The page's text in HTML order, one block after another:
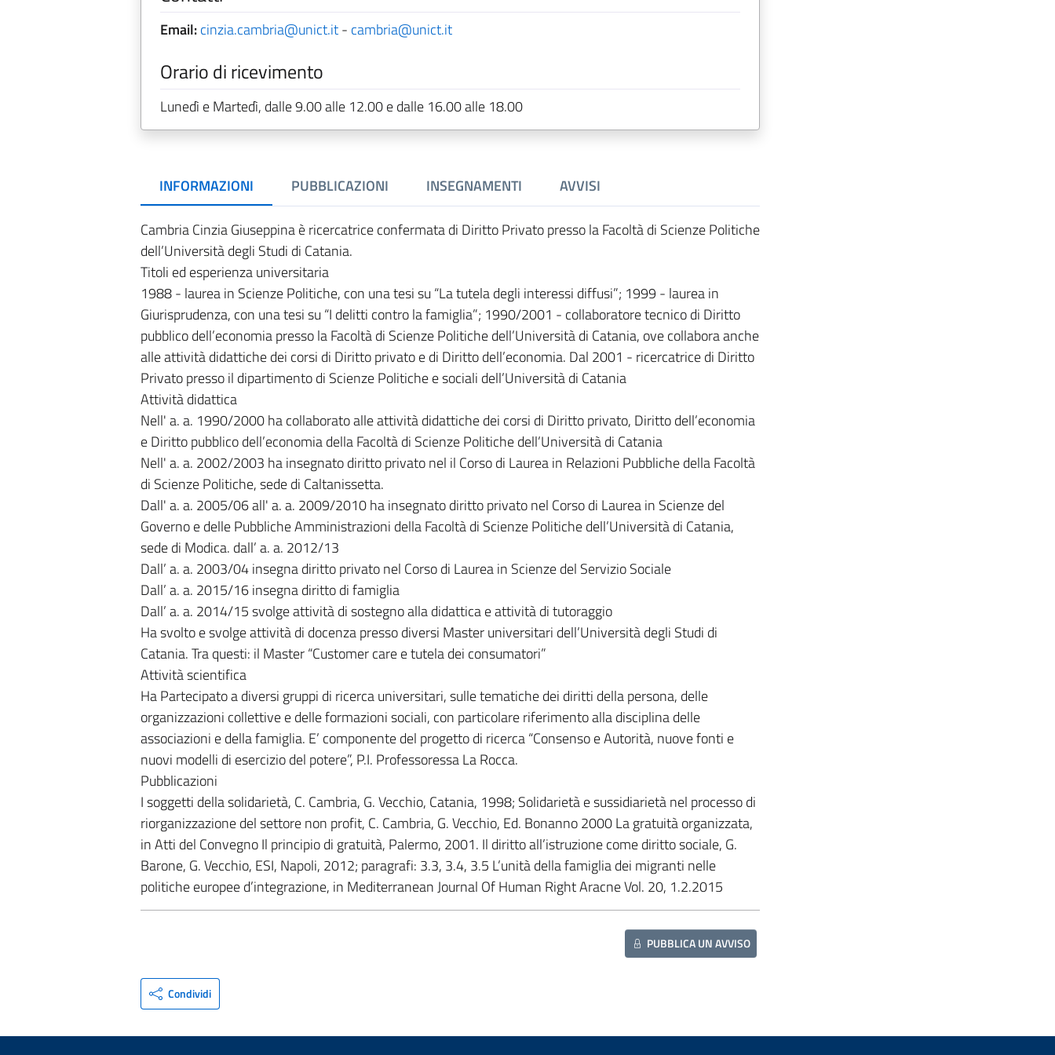
Email:cinzia.cambria@unict.it- cambria@unict.it
Orario di ricevimento
Lunedì e Martedì, dalle 9.00 alle 12.00 e dalle 16.00 alle 18.00
INFORMAZIONI PUBBLICAZIONI INSEGNAMENTI AVVISI
Cambria Cinzia Giuseppina è ricercatrice confermata di Diritto Privato presso la Facoltà di Scienze Politiche
dell’Università degli Studi di Catania.
Titoli ed esperienza universitaria
1988 - laurea in Scienze Politiche, con una tesi su “La tutela degli interessi diffusi”; 1999 - laurea in
Giurisprudenza, con una tesi su “I delitti contro la famiglia”; 1990/2001 - collaboratore tecnico di Diritto
pubblico dell’economia presso la Facoltà di Scienze Politiche dell’Università di Catania, ove collabora anche
alle attività didattiche dei corsi di Diritto privato e di Diritto dell’economia. Dal 2001 - ricercatrice di Diritto
Privato presso il dipartimento di Scienze Politiche e sociali dell’Università di Catania
Attività didattica
Nell' a. a. 1990/2000 ha collaborato alle attività didattiche dei corsi di Diritto privato, Diritto dell’economia
e Diritto pubblico dell’economia della Facoltà di Scienze Politiche dell’Università di Catania
Nell' a. a. 2002/2003 ha insegnato diritto privato nel il Corso di Laurea in Relazioni Pubbliche della Facoltà
di Scienze Politiche, sede di Caltanissetta.
Dall' a. a. 2005/06 all' a. a. 2009/2010 ha insegnato diritto privato nel Corso di Laurea in Scienze del
Governo e delle Pubbliche Amministrazioni della Facoltà di Scienze Politiche dell’Università di Catania,
sede di Modica. dall’ a. a. 2012/13
Dall’ a. a. 2003/04 insegna diritto privato nel Corso di Laurea in Scienze del Servizio Sociale
Dall’ a. a. 2015/16 insegna diritto di famiglia
Dall’ a. a. 2014/15 svolge attività di sostegno alla didattica e attività di tutoraggio
Ha svolto e svolge attività di docenza presso diversi Master universitari dell’Università degli Studi di
Catania. Tra questi: il Master “Customer care e tutela dei consumatori”
Attività scientifica
Ha Partecipato a diversi gruppi di ricerca universitari, sulle tematiche dei diritti della persona, delle
organizzazioni collettive e delle formazioni sociali, con particolare riferimento alla disciplina delle
associazioni e della famiglia. E’ componente del progetto di ricerca “Consenso e Autorità, nuove fonti e
nuovi modelli di esercizio del potere”, P.I. Professoressa La Rocca.
Pubblicazioni
I soggetti della solidarietà, C. Cambria, G. Vecchio, Catania, 1998; Solidarietà e sussidiarietà nel processo di
riorganizzazione del settore non profit, C. Cambria, G. Vecchio, Ed. Bonanno 2000 La gratuità organizzata,
in Atti del Convegno Il principio di gratuità, Palermo, 2001. Il diritto all’istruzione come diritto sociale, G.
Barone, G. Vecchio, ESI, Napoli, 2012; paragrafi: 3.3, 3.4, 3.5 L’unità della famiglia dei migranti nelle
politiche europee d’integrazione, in Mediterranean Journal Of Human Right Aracne Vol. 20, 1.2.2015
PUBBLICA UN AVVISO
Condividi